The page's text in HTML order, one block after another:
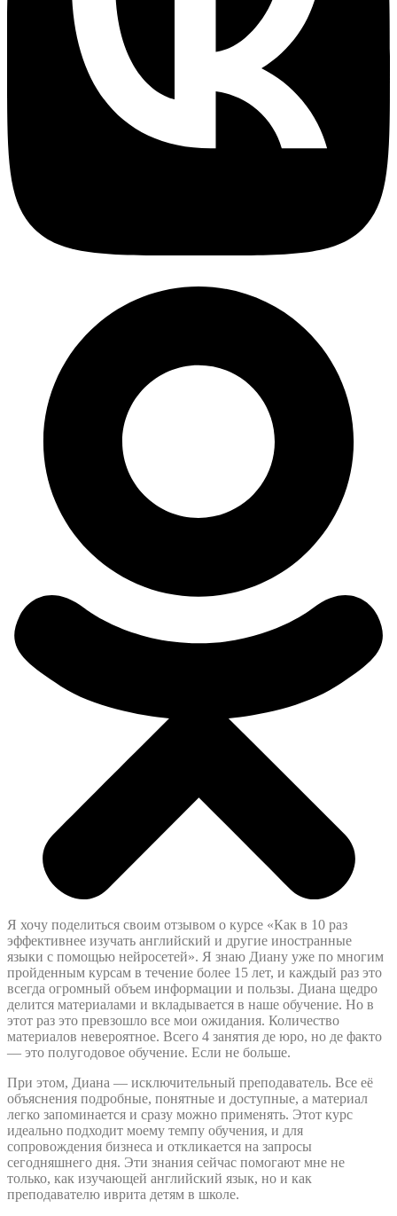
Я хочу поделиться своим отзывом о курсе «Как в 10 раз
эффективнее изучать английский и другие иностранные
языки с помощью нейросетей». Я знаю Диану уже по многим
пройденным курсам в течение более 15 лет, и каждый раз это
всегда огромный объем информации и пользы. Диана щедро
делится материалами и вкладывается в наше обучение. Но в
этот раз это превзошло все мои ожидания. Количество
материалов невероятное. Всего 4 занятия де юро, но де факто
— это полугодовое обучение. Если не больше.
При этом, Диана — исключительный преподаватель. Все её
объяснения подробные, понятные и доступные, а материал
легко запоминается и сразу можно применять. Этот курс
идеально подходит моему темпу обучения, и для
сопровождения бизнеса и откликается на запросы
сегодняшнего дня. Эти знания сейчас помогают мне не
только, как изучающей английский язык, но и как
преподавателю иврита детям в школе.